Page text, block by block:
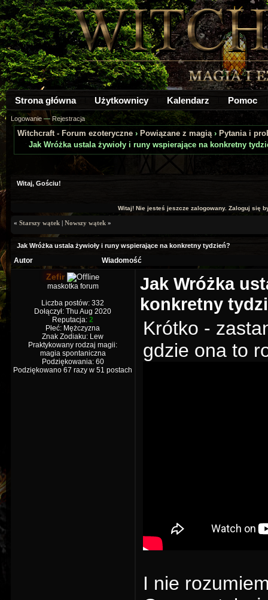
Strona główna Użytkownicy Kalendarz Pomoc
Logowanie —Rejestracja
Witchcraft - Forum ezoteryczne › Powiązane z magią› Pytania i
Jak Wróżka ustala żywioły i runy wspierające na konkretny
0
Witaj, Gościu!
Witaj! Nie jesteś jeszcze zalogowany. Zaloguj się
« Starszy wątek | Nowszy wątek »
Jak Wróżka ustala żywioły i runy wspierające na konkretny tydzień?
Autor Wiadomość
Zefir
maskotka forum
Liczba postów: 332
Dołączył: Thu Aug 2020
Reputacja: 2
Płeć: Mężczyzna
Znak Zodiaku: Lew
Praktykowany rodzaj magii:
magia spontaniczna
Podziękowania: 60
Podziękowano 67 razy w 51 postach
Jak Wróżka
konkretny
Krótko -
gdzie ona to
I nie